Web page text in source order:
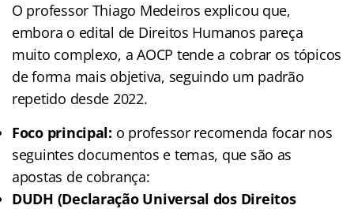
O professor Thiago Medeiros explicou que,
embora o edital de Direitos Humanos pareça
muito complexo, a AOCP tende a cobrar os tópicos
de forma mais objetiva, seguindo um padrão
repetido desde 2022.
Foco principal: o professor recomenda focar nos
seguintes documentos e temas, que são as
apostas de cobrança:
DUDH (Declaração Universal dos Direitos